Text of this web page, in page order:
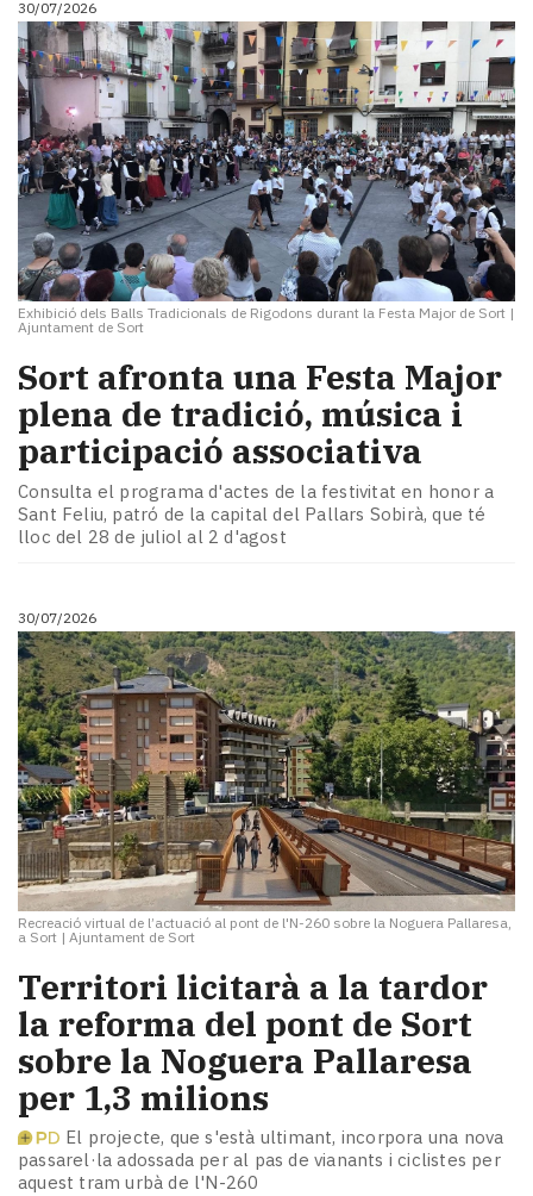
i
turisme
Cultura
Esports
Mai
tant!
TV
mitjans
El
temps
Reportatges
Enquestes
A
escena!
Dis
la
teva!
Subscriptors
del
Pallars
Contingut
patrocinat
Lo
més
llegit...
Editorial
30/07/2026
Exhibició dels Balls Tradicionals de Rigodons durant la Festa Major de Sort |
Ajuntament de Sort
Sort afronta una Festa Major
plena de tradició, música i
participació associativa
Consulta el programa d'actes de la festivitat en honor a
Sant Feliu, patró de la capital del Pallars Sobirà, que té
lloc del 28 de juliol al 2 d'agost
30/07/2026
Recreació virtual de l’actuació al pont de l'N-260 sobre la Noguera Pallaresa,
a Sort | Ajuntament de Sort
Territori licitarà a la tardor
la reforma del pont de Sort
sobre la Noguera Pallaresa
per 1,3 milions
El projecte, que s'està ultimant, incorpora una nova
passarel·la adossada per al pas de vianants i ciclistes per
aquest tram urbà de l'N-260